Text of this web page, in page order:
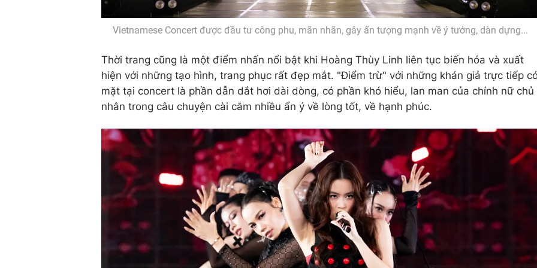
Vietnamese Concert được đầu tư công phu, mãn nhãn, gây ấn tượng mạnh về ý tưởng, dàn dựng...
Thời trang cũng là một điểm nhấn nổi bật khi Hoàng Thùy Linh liên tục biến hóa và xuất
hiện với những tạo hình, trang phục rất đẹp mắt. "Điểm trừ" với những khán giả trực tiếp
mặt tại concert là phần dẫn dắt hơi dài dòng, có phần khó hiểu, lan man của chính nữ chủ
nhân trong câu chuyện cài cắm nhiều ẩn ý về lòng tốt, về hạnh phúc.